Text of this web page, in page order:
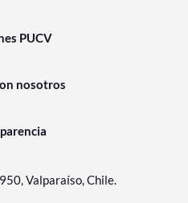
PUCV
nosotros
Valparaíso, Chile.